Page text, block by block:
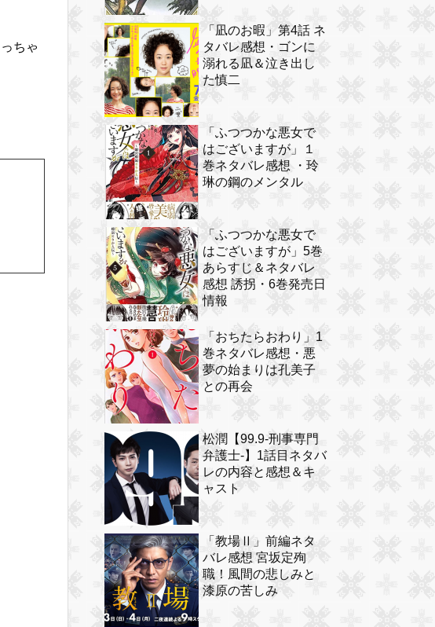
ちゃ
「凪のお暇」第4話 ネ
タバレ感想・ゴンに
溺れる凪＆泣き出し
た慎二
「ふつつかな悪女で
はございますが」１
巻ネタバレ感想 ・玲
琳の鋼のメンタル
「ふつつかな悪女で
はございますが」5巻
あらすじ＆ネタバレ
感想 誘拐・6巻発売日
情報
「おちたらおわり」1
巻ネタバレ感想・悪
夢の始まりは孔美子
との再会
松潤【99.9-刑事専門
弁護士-】1話目ネタバ
レの内容と感想＆キ
ャスト
「教場Ⅱ」前編ネタ
バレ感想 宮坂定殉
職！風間の悲しみと
漆原の苦しみ